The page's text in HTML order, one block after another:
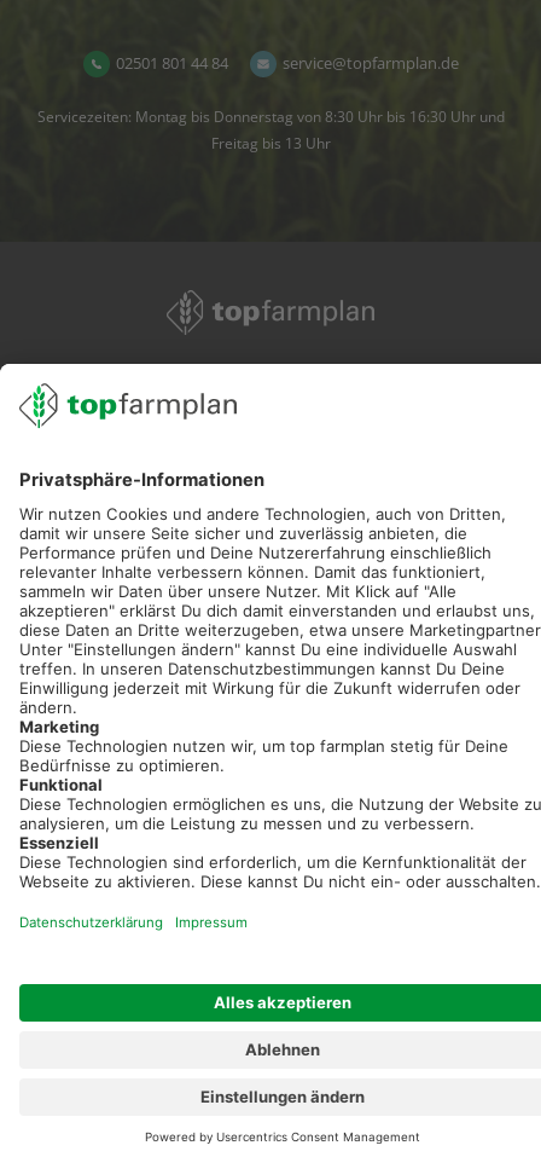
02501 801 44 84 service@topfarmplan.de
Servicezeiten: Montag bis Donnerstag von 8:30 Uhr bis 16:30 Uhr und
Freitag bis 13 Uhr
service@topfarmplan.de
Sei immer auf dem Laufenden!
Neue Features, spannende Tipps und hilfreiche Anleitungen!
Registriere dich kostenlos!
einfach und bequem!
Kostenlos registrieren & sofort starten
Impressum Kontakt & Hilfe